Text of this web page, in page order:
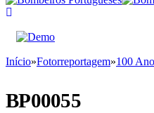
Início»Fotorreportagem»100
BP00055